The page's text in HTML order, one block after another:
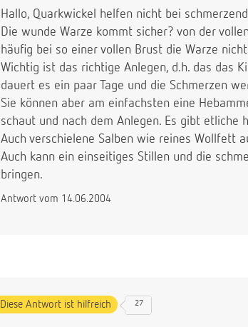
Hallo, Quarkwickel helfen nicht bei
Die wunde Warze kommt sicher? von der
häufig bei so einer vollen Brust die Warze
Wichtig ist das richtige Anlegen, d.h. das das
dauert es ein paar Tage und die Schmerzen
Sie können aber am einfachsten eine
schaut und nach dem Anlegen. Es gibt etliche
Auch verschielene Salben wie reines Wollfett
Auch kann ein einseitiges Stillen und die
bringen.
Antwort vom 14.06.2004
Diese Antwort ist hilfreich 27